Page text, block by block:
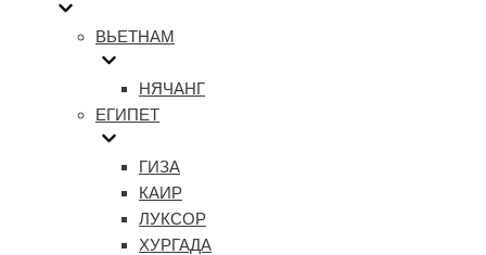
ВЬЕТНАМ
НЯЧАНГ
ЕГИПЕТ
ГИЗА
КАИР
ЛУКСОР
ХУРГАДА